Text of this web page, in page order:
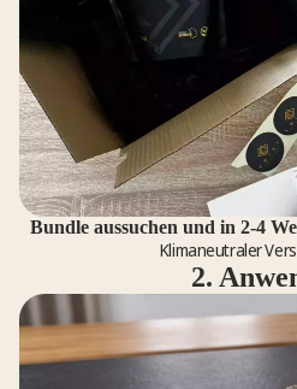
Bundle aussuchen und in 2-4
Klimaneutraler
2.